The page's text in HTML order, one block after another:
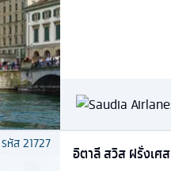
รหัส21727
อิตาลี สวิส ฝรั่งเศส